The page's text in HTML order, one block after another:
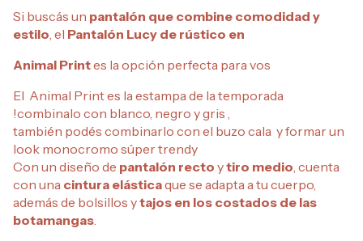
Si buscás un pantalón que combine comodidad y
estilo , el Pantalón Lucy de rústico en
Animal Printes la opción perfecta para vos
El Animal Print es la estampa de la temporada
!combinalo con blanco, negro y gris ,
también podés combinarlo con el buzo cala y formar un
look monocromo súper trendy
Con un diseño de pantalón recto ytiro medio , cuenta
con una cintura elásticaque se adapta a tu cuerpo,
además de bolsillos ytajos en los costados de las
botamangas